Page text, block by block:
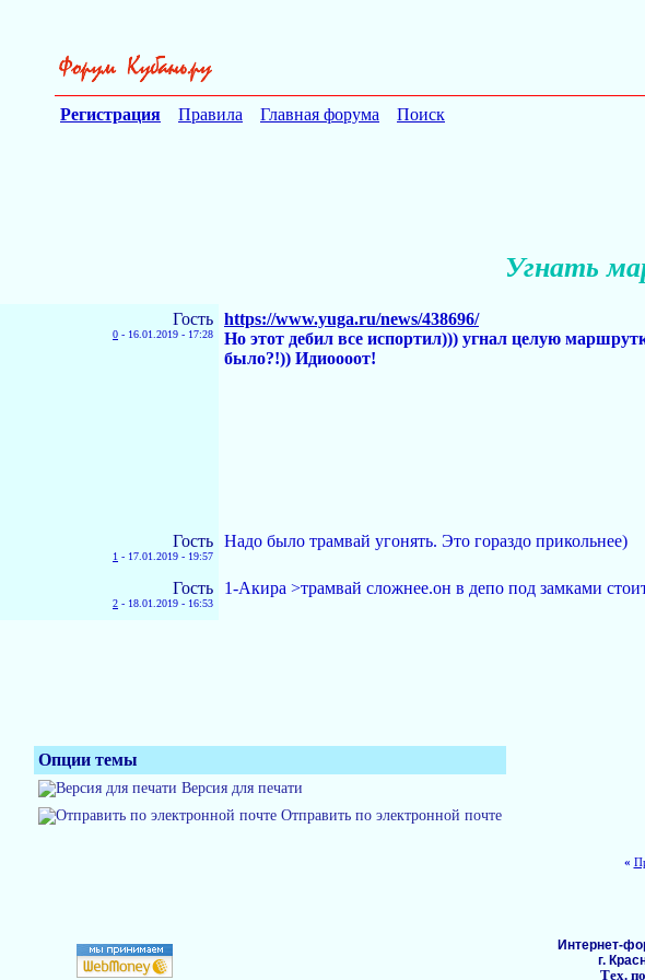
Регистрация Правила Главная форума Поиск
Угнать
Гость
0 - 16.01.2019 - 17:28
https://www.yuga.ru/news/438696/
Но этот дебил все испортил))) угнал целую
было?!)) Идиоооот!
Гость
1 - 17.01.2019 - 19:57
Надо было трамвай угонять. Это гораздо прикольнее)
Гость
2 - 18.01.2019 - 16:53
1-Акира >трамвай сложнее.он в депо под замками
Опции темы
Версия для печати
Отправить по электронной почте
«
Интернет-
г.
Тех.